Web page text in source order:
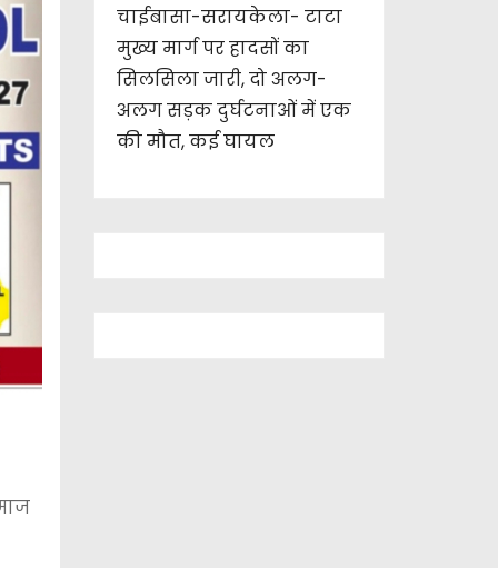
चाईबासा-सरायकेला- टाटा
मुख्य मार्ग पर हादसों का
सिलसिला जारी, दो अलग-
अलग सड़क दुर्घटनाओं में एक
की मौत, कई घायल